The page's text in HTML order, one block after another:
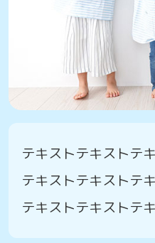
テキストテキストテ
テキストテキストテ
テキストテキストテ